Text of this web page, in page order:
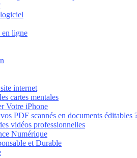
en ligne
internet
cartes mentales
Votre iPhone
PDF scannés en documents éditables
vidéos professionnelles
Numérique
et Durable